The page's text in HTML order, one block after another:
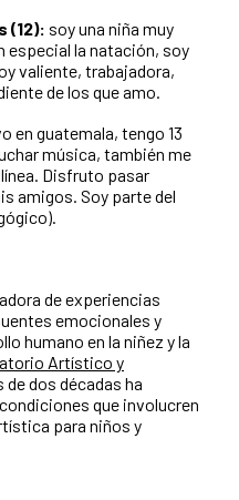
(12): soy una niña muy
especial la natación, soy
valiente, trabajadora,
de los que amo.
en guatemala, tengo 13
música, también me
Disfruto pasar
amigos. Soy parte del
de experiencias
emocionales y
humano en la niñez y la
Artístico y
de dos décadas ha
que involucren
para niños y